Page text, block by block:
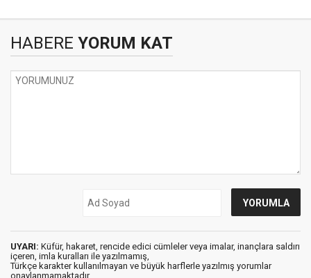
HABERE YORUM KAT
UYARI: Küfür, hakaret, rencide edici cümleler veya imalar, inançlara saldırı
içeren, imla kuralları ile yazılmamış,
Türkçe karakter kullanılmayan ve büyük harflerle yazılmış yorumlar
onaylanmamaktadır.